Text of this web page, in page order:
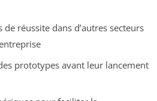
réussite dans d’autres secteurs
prototypes avant leur lancement